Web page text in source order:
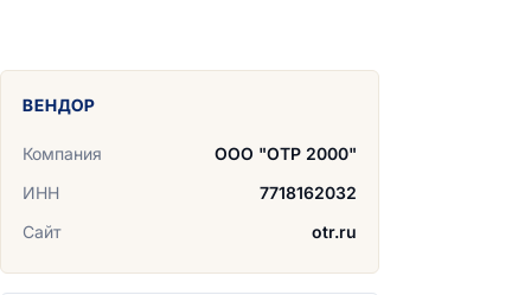
ВЕНДОР
Компания
ООО "ОТР 2000"
ИНН
7718162032
Сайт
otr.ru